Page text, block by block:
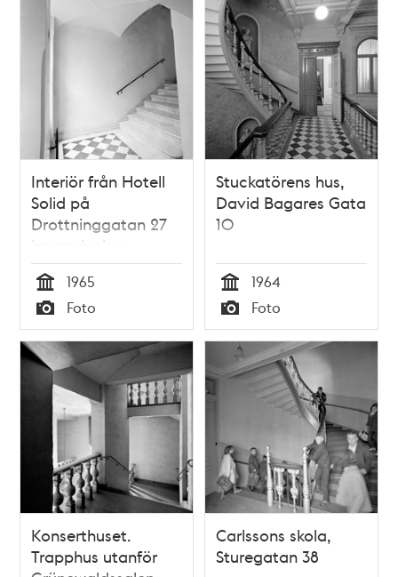
Interiör från Hotell
Solid på
Drottninggatan 27
innan rivning.
Vilplan i trapphuset
Tid
1965
Typ
Foto
Stuckatörens hus,
David Bagares Gata
10
Tid
1964
Typ
Foto
Konserthuset.
Trapphus utanför
Carlssons skola,
Sturegatan 38